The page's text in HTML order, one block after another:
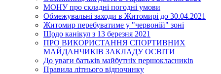
МОНУ про складні погодні умови
Обмежувальні заходи в Житомирі до 30.04.2021
Житомир перебуватиме у "червоній" зоні
Щодо канікул з 13 березня 2021
ПРО ВИКОРИСТАННЯ СПОРТИВНИХ
МАЙДАНЧИКІВ ЗАКЛАДУ ОСВІТИ
До уваги батьків майбутніх першокласників
Правила літнього відпочинку